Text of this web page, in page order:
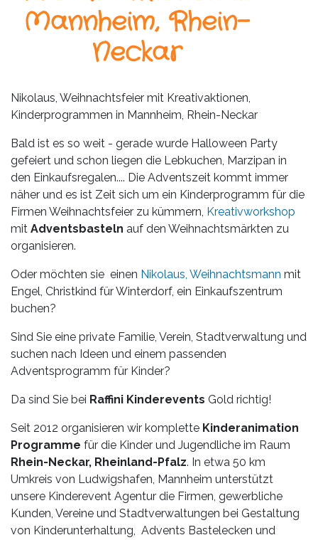
Über
Events
Videos
Referenzen
Blog
Jobs
Partner/Links
Mannheim, Rhein-
Neckar
Nikolaus, Weihnachtsfeier mit Kreativaktionen,
Kinderprogrammen in Mannheim, Rhein-Neckar
Bald ist es so weit - gerade wurde Halloween Party
gefeiert und schon liegen die Lebkuchen, Marzipan in
den Einkaufsregalen.... Die Adventszeit kommt immer
näher und es ist Zeit sich um ein Kinderprogramm für die
Firmen Weihnachtsfeier zu kümmern, Kreativworkshop
mit Adventsbasteln auf den Weihnachtsmärkten zu
organisieren.
Oder möchten sie einen Nikolaus, Weihnachtsmann mit
Engel, Christkind für Winterdorf, ein Einkaufszentrum
buchen?
Sind Sie eine private Familie, Verein, Stadtverwaltung und
suchen nach Ideen und einem passenden
Adventsprogramm für Kinder?
Da sind Sie bei Raffini Kinderevents Gold richtig!
Seit 2012 organisieren wir komplette Kinderanimation
Programme für die Kinder und Jugendliche im Raum
Rhein-Neckar, Rheinland-Pfalz. In etwa 50 km
Umkreis von Ludwigshafen, Mannheim unterstützt
unsere Kinderevent Agentur die Firmen, gewerbliche
Kunden, Vereine und Stadtverwaltungen bei Gestaltung
von Kinderunterhaltung, Advents Bastelecken und